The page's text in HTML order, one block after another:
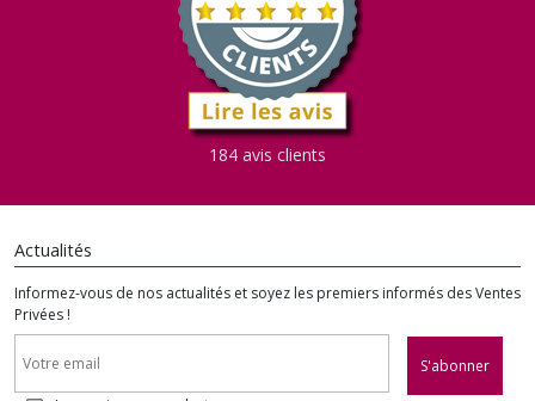
184 avis clients
Actualités
Informez-vous de nos actualités et soyez les premiers informés des Ventes
Privées !
S'abonner